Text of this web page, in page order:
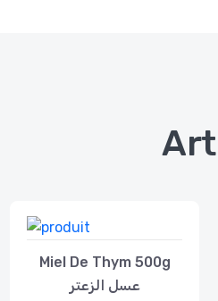
Miel De Thym 500g
عسل الزعتر